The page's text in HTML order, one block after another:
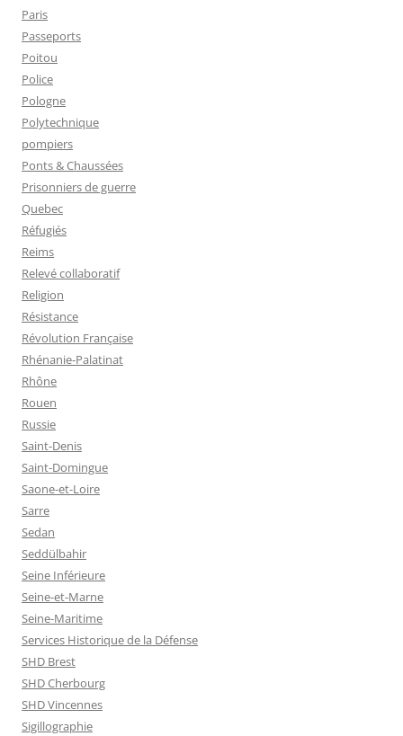
Paris
Passeports
Poitou
Police
Pologne
Polytechnique
pompiers
Ponts & Chaussées
Prisonniers de guerre
Quebec
Réfugiés
Reims
Relevé collaboratif
Religion
Résistance
Révolution Française
Rhénanie-Palatinat
Rhône
Rouen
Russie
Saint-Denis
Saint-Domingue
Saone-et-Loire
Sarre
Sedan
Seddülbahir
Seine Inférieure
Seine-et-Marne
Seine-Maritime
Services Historique de la Défense
SHD Brest
SHD Cherbourg
SHD Vincennes
Sigillographie